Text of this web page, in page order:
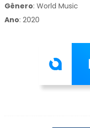
Gênero: World Music
Ano: 2020